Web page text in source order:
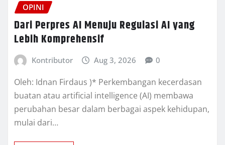
OPINI
Dari Perpres AI Menuju Regulasi AI yang
Lebih Komprehensif
Kontributor Aug 3, 2026 0
Oleh: Idnan Firdaus )* Perkembangan kecerdasan
buatan atau artificial intelligence (AI) membawa
perubahan besar dalam berbagai aspek kehidupan,
mulai dari…